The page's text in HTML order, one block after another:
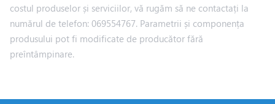
costul produselor și serviciilor, vă rugăm să ne contactați la
numărul de telefon: 069554767. Parametrii și componența
produsului pot fi modificate de producător fără
preîntâmpinare.